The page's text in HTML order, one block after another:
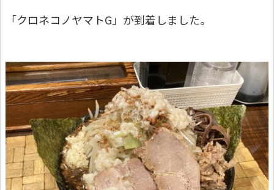
「クロネコノヤマトG」が到着しました。